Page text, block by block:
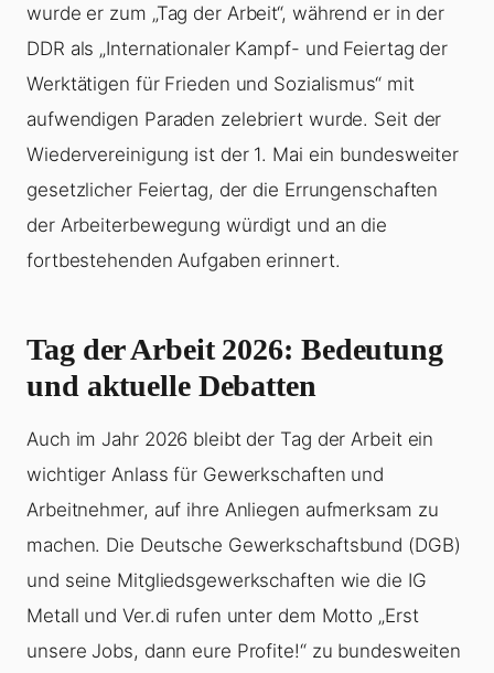
wurde er zum „Tag der Arbeit“, während er in der
DDR als „Internationaler Kampf- und Feiertag der
Werktätigen für Frieden und Sozialismus“ mit
aufwendigen Paraden zelebriert wurde. Seit der
Wiedervereinigung ist der 1. Mai ein bundesweiter
gesetzlicher Feiertag, der die Errungenschaften
der Arbeiterbewegung würdigt und an die
fortbestehenden Aufgaben erinnert.
Tag der Arbeit 2026: Bedeutung
und aktuelle Debatten
Auch im Jahr 2026 bleibt der Tag der Arbeit ein
wichtiger Anlass für Gewerkschaften und
Arbeitnehmer, auf ihre Anliegen aufmerksam zu
machen. Die Deutsche Gewerkschaftsbund (DGB)
und seine Mitgliedsgewerkschaften wie die IG
Metall und Ver.di rufen unter dem Motto „Erst
unsere Jobs, dann eure Profite!“ zu bundesweiten